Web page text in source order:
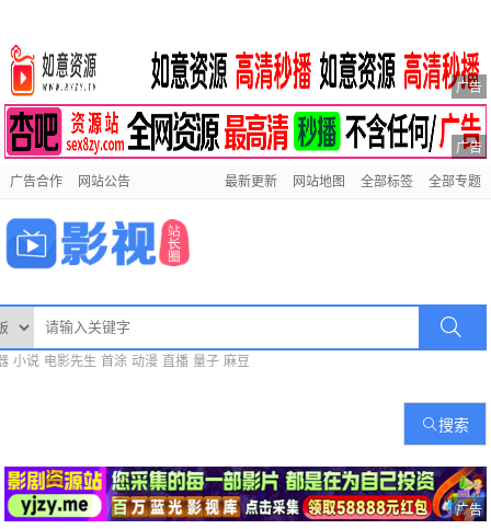
广告
广告
广告合作 网站公告 最新更新 网站地图 全部标签 全部专题
小说 电影先生 首涂 动漫 直播 量子 麻豆
搜索
广告